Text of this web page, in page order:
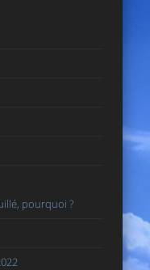
pourquoi ?